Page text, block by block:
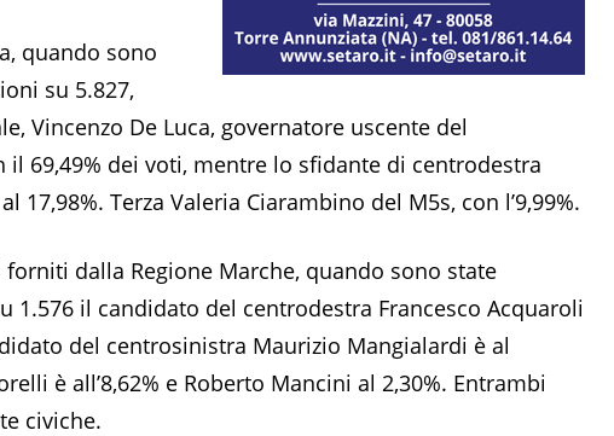
quando sono
su 5.827,
Vincenzo De Luca, governatore uscente del
il 69,49% dei voti, mentre lo sfidante di centrodestra
17,98%. Terza Valeria Ciarambino del M5s, con l’9,99%.
forniti dalla Regione Marche, quando sono state
1.576 il candidato del centrodestra Francesco Acquaroli
del centrosinistra Maurizio Mangialardi è al
è all’8,62% e Roberto Mancini al 2,30%. Entrambi
civiche.